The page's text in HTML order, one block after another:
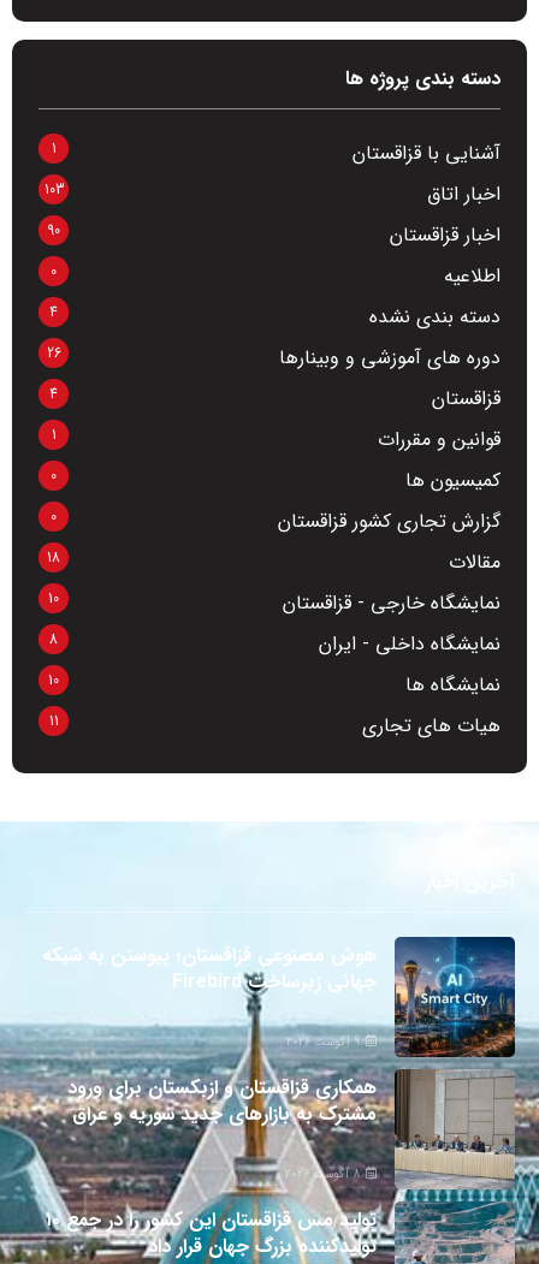
دسته بندی پروژه ها
آشنایی با قزاقستان 1
اخبار اتاق 103
اخبار قزاقستان 90
اطلاعیه 0
دسته بندی نشده 4
دوره های آموزشی و وبینارها 26
قزاقستان 4
قوانین و مقررات 1
کمیسیون ها 0
گزارش تجاری کشور قزاقستان 0
مقالات 18
نمایشگاه خارجی - قزاقستان 10
نمایشگاه داخلی - ایران 8
نمایشگاه ها 10
هیات های تجاری 11
هوش مصنوعی قزاقستان؛ پیوستن به شبکه
جهانی زیرساخت Firebird
9 آگوست 2026
همکاری قزاقستان و ازبکستان برای ورود
مشترک به بازارهای جدید سوریه و عراق
8 آگوست 2026
تولید مس قزاقستان این کشور را در جمع ۱۰
تولیدکننده بزرگ جهان قرار داد